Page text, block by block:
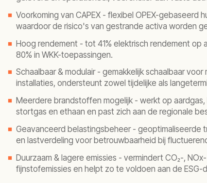
Voorkoming van CAPEX - flexibel OPEX-gebaseerd
waardoor de risico's van gestrande activa worden
Hoog rendement - tot 41% elektrisch rendement op
80% in WKK-toepassingen.
Schaalbaar & modulair - gemakkelijk schaalbaar voor
installaties, ondersteunt zowel tijdelijke als
Meerdere brandstoffen mogelijk - werkt op aardgas,
stortgas en ethaan en past zich aan de regionale
Geavanceerd belastingsbeheer - geoptimaliseerde
en lastverdeling voor betrouwbaarheid bij
Duurzaam & lagere emissies - vermindert CO₂-,
fijnstofemissies en helpt zo te voldoen aan de ESG-